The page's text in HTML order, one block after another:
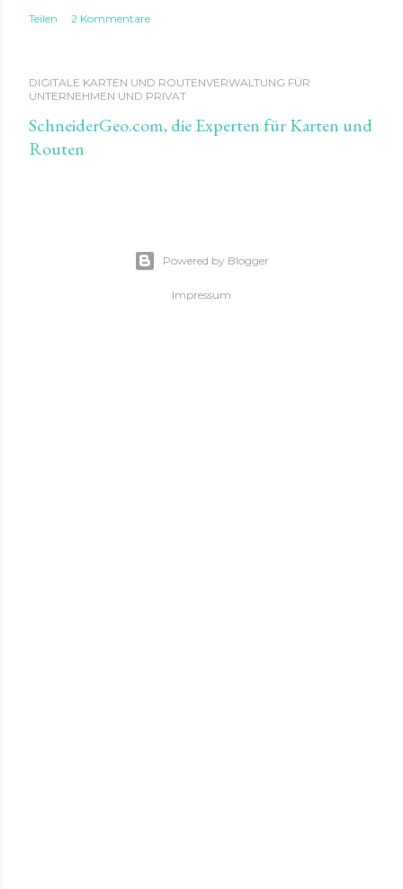
Teilen 2 Kommentare
DIGITALE KARTEN UND ROUTENVERWALTUNG FÜR
UNTERNEHMEN UND PRIVAT
SchneiderGeo.com, die Experten für Karten und
Routen
Powered by Blogger
Impressum